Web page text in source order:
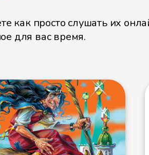
просто слушать их
для вас время.